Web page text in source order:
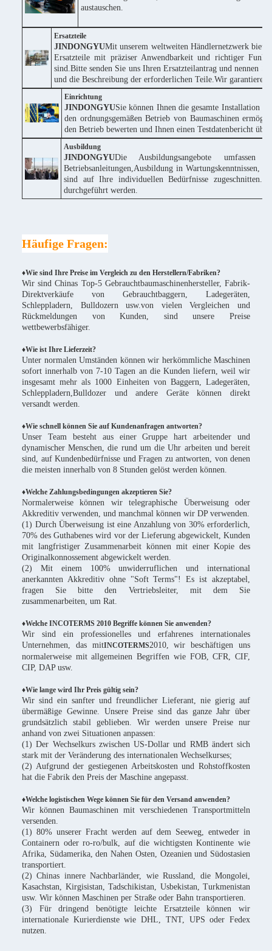
austauschen.
Ersatzteile
JINDONGYUMit unserem weltweiten Händlernetzwerk
Ersatzteile mit präziser Anwendbarkeit und richtiger
sind.Bitte senden Sie uns Ihren Ersatzteilantrag und nennen
und die Beschreibung der erforderlichen Teile.Wir
Einrichtung
JINDONGYUSie können Ihnen die gesamte Installation
den ordnungsgemäßen Betrieb von Baumaschinen
den Betrieb bewerten und Ihnen einen Testdatenbericht
Ausbildung
JINDONGYUDie Ausbildungsangebote
Betriebsanleitungen,Ausbildung in Wartungskenntnissen,
sind auf Ihre individuellen Bedürfnisse
durchgeführt werden.
Häufige Fragen:
♦Wie sind Ihre Preise im Vergleich zu den Herstellern/Fabriken?
Wir sind Chinas Top-5 Gebrauchtbaumaschinenhersteller, Fabrik-
Direktverkäufe von Gebrauchtbaggern, Ladegeräten,
Schleppladern, Bulldozern usw.von vielen Vergleichen und
Rückmeldungen von Kunden, sind unsere Preise
wettbewerbsfähiger.
♦Wie ist Ihre Lieferzeit?
Unter normalen Umständen können wir herkömmliche Maschinen
sofort innerhalb von 7-10 Tagen an die Kunden liefern, weil wir
insgesamt mehr als 1000 Einheiten von Baggern, Ladegeräten,
Schleppladern,Bulldozer und andere Geräte können direkt
versandt werden.
♦Wie schnell können Sie auf Kundenanfragen antworten?
Unser Team besteht aus einer Gruppe hart arbeitender und
dynamischer Menschen, die rund um die Uhr arbeiten und bereit
sind, auf Kundenbedürfnisse und Fragen zu antworten, von denen
die meisten innerhalb von 8 Stunden gelöst werden können.
♦Welche Zahlungsbedingungen akzeptieren Sie?
Normalerweise können wir telegraphische Überweisung oder
Akkreditiv verwenden, und manchmal können wir DP verwenden.
(1) Durch Überweisung ist eine Anzahlung von 30% erforderlich,
70% des Guthabenes wird vor der Lieferung abgewickelt, Kunden
mit langfristiger Zusammenarbeit können mit einer Kopie des
Originalkonnossement abgewickelt werden.
(2) Mit einem 100% unwiderruflichen und international
anerkannten Akkreditiv ohne "Soft Terms"! Es ist akzeptabel,
fragen Sie bitte den Vertriebsleiter, mit dem Sie
zusammenarbeiten, um Rat.
♦Welche INCOTERMS 2010 Begriffe können Sie anwenden?
Wir sind ein professionelles und erfahrenes internationales
Unternehmen, das mitINCOTERMS2010, wir beschäftigen uns
normalerweise mit allgemeinen Begriffen wie FOB, CFR, CIF,
CIP, DAP usw.
♦Wie lange wird Ihr Preis gültig sein?
Wir sind ein sanfter und freundlicher Lieferant, nie gierig auf
übermäßige Gewinne. Unsere Preise sind das ganze Jahr über
grundsätzlich stabil geblieben. Wir werden unsere Preise nur
anhand von zwei Situationen anpassen:
(1) Der Wechselkurs zwischen US-Dollar und RMB ändert sich
stark mit der Veränderung des internationalen Wechselkurses;
(2) Aufgrund der gestiegenen Arbeitskosten und Rohstoffkosten
hat die Fabrik den Preis der Maschine angepasst.
♦Welche logistischen Wege können Sie für den Versand anwenden?
Wir können Baumaschinen mit verschiedenen Transportmitteln
versenden.
(1) 80% unserer Fracht werden auf dem Seeweg, entweder in
Containern oder ro-ro/bulk, auf die wichtigsten Kontinente wie
Afrika, Südamerika, den Nahen Osten, Ozeanien und Südostasien
transportiert.
(2) Chinas innere Nachbarländer, wie Russland, die Mongolei,
Kasachstan, Kirgisistan, Tadschikistan, Usbekistan, Turkmenistan
usw. Wir können Maschinen per Straße oder Bahn transportieren.
(3) Für dringend benötigte leichte Ersatzteile können wir
internationale Kurierdienste wie DHL, TNT, UPS oder Fedex
nutzen.